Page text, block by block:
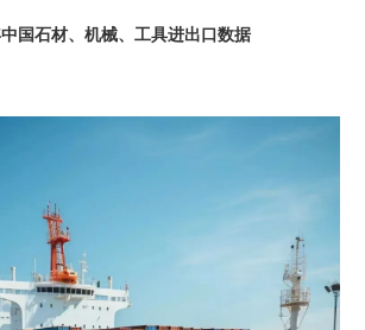
国石材、机械、工具进出口数据